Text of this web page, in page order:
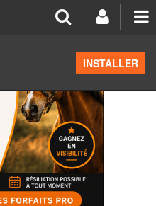
INSTALLER